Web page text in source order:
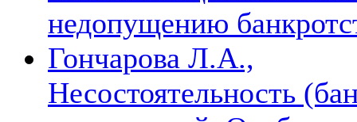
недопущению
Гончарова Л.А.,
Несостоятельность